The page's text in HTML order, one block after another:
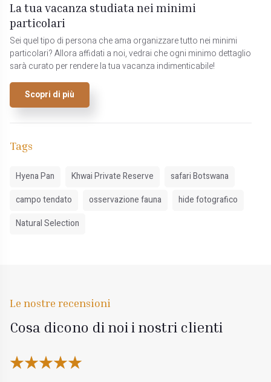
La tua vacanza studiata nei minimi
particolari
Sei quel tipo di persona che ama organizzare tutto nei minimi
particolari? Allora affidati a noi, vedrai che ogni minimo dettaglio
sarà curato per rendere la tua vacanza indimenticabile!
Scopri di più
Tags
Hyena Pan Khwai Private Reserve
safari Botswana
campo tendato
osservazione fauna
hide fotografico
Natural Selection
Le nostre recensioni
Cosa dicono di noi i nostri clienti